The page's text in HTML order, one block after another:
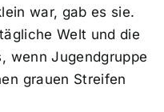
war, gab es sie.
Welt und die
wenn Jugendgruppe
grauen Streifen